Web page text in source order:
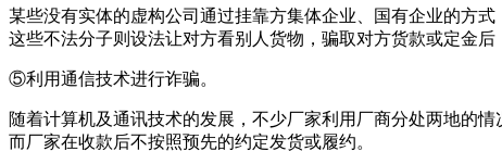
某些没有实体的虚构公司通过挂靠方集体企业、国有企业的方
这些不法分子则设法让对方看别人货物，骗取对方货款或定金后
⑤利用通信技术进行诈骗。
随着计算机及通讯技术的发展，不少厂家利用厂商分处两地的
而厂家在收款后不按照预先的约定发货或履约。